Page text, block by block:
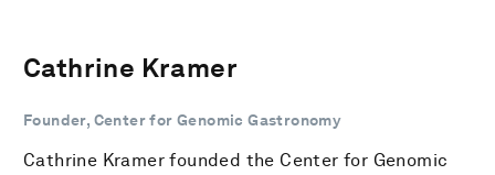
Cathrine Kramer
Founder, Center for Genomic Gastronomy
Cathrine Kramer founded the Center for Genomic